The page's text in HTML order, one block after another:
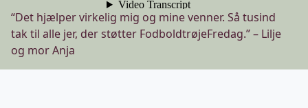
“Det hjælper virkelig mig og mine venner. Så tusind
tak til alle jer, der støtter FodboldtrøjeFredag.” – Lilje
og mor Anja